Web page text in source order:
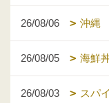
26/08/06 沖縄
26/08/05 海鮮
26/08/03 スパ